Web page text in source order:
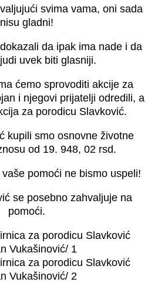
svima vama, oni sada
nisu gladni!
da ipak ima nade i da
uvek biti glasniji.
ćemo sprovoditi akcije za
i njegovi prijatelji odredili, a
za porodicu Slavković.
kupili smo osnovne životne
od 19. 948, 02 rsd.
pomoći ne bismo uspeli!
se posebno zahvaljuje na
pomoći.